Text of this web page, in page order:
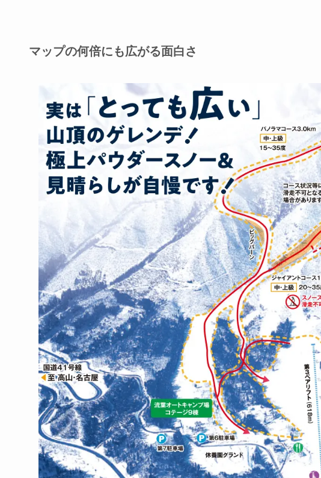
マップの何倍にも広がる面白さ